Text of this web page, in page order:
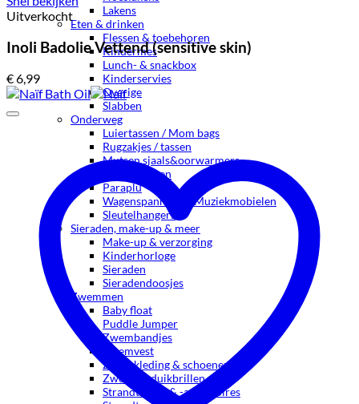
Lakens
Eten & drinken
Flessen & toebehoren
Kindermes
Lunch- & snackbox
Kinderservies
Overige
Slabben
Onderweg
Luiertassen / Mom bags
Rugzakjes / tassen
Mutsen,sjaals&oorwarmers
Voetenzakken
Paraplu
Wagenspanners & Muziekmobielen
Sleutelhangers
Sieraden, make-up & meer
Make-up & verzorging
Kinderhorloge
Sieraden
Sieradendoosjes
Zwemmen
Baby float
Puddle Jumper
Zwembandjes
Zwemvest
Zwemkleding & schoenen
Zwem- & duikbrillen
Strandtassen & -accessoires
Uitverkocht
Inoli Badolie Vettend (sensitive skin)
€6,99